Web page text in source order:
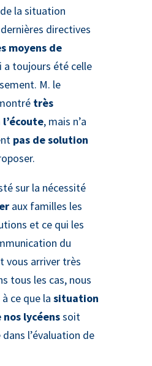
la situation
directives
moyens de
toujours été celle
M. le
très
, mais n’a
pas de solution
sur la nécessité
aux familles les
et ce qui les
du
vous arriver très
tous les cas, nous
ce que la situation
lycéenssoit
l’évaluation de